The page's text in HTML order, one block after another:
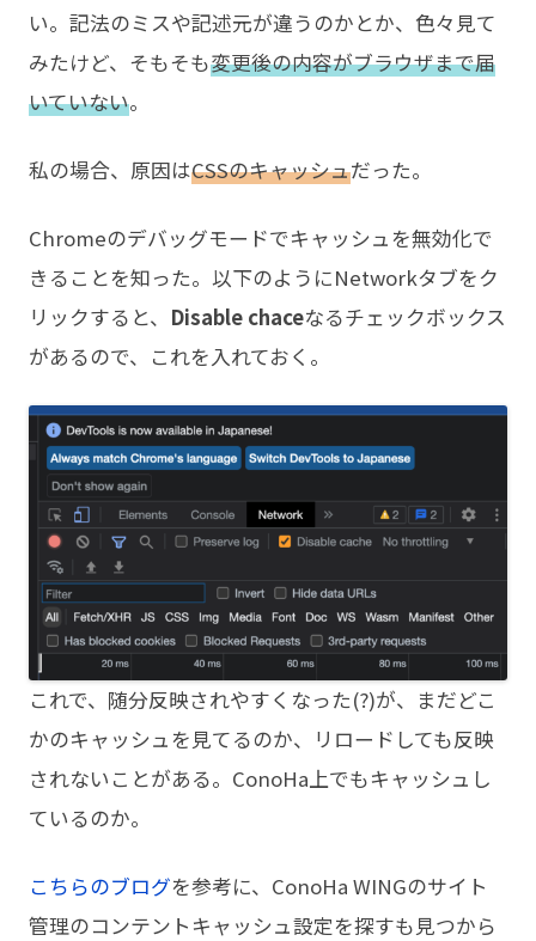
い。記法のミスや記述元が違うのかとか、色々見て
みたけど、そもそも変更後の内容がブラウザまで届
いていない。
私の場合、原因はCSSのキャッシュだった。
Chromeのデバッグモードでキャッシュを無効化で
きることを知った。以下のようにNetworkタブをク
リックすると、 Disable chaceなるチェックボックス
があるので、これを入れておく。
これで、随分反映されやすくなった(?)が、まだどこ
かのキャッシュを見てるのか、リロードしても反映
されないことがある。ConoHa上でもキャッシュし
ているのか。
こちらのブログを参考に、ConoHa WINGのサイト
管理のコンテントキャッシュ設定を探すも見つから